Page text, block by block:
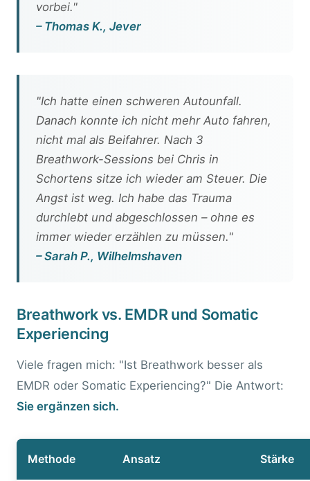
vorbei."
– Thomas K., Jever
"Ich hatte einen schweren Autounfall.
Danach konnte ich nicht mehr Auto fahren,
nicht mal als Beifahrer. Nach 3
Breathwork-Sessions bei Chris in
Schortens sitze ich wieder am Steuer. Die
Angst ist weg. Ich habe das Trauma
durchlebt und abgeschlossen – ohne es
immer wieder erzählen zu müssen."
– Sarah P., Wilhelmshaven
Breathwork vs. EMDR und Somatic
Experiencing
Viele fragen mich: "Ist Breathwork besser als
EMDR oder Somatic Experiencing?" Die Antwort:
Sie ergänzen sich.
Methode Ansatz Stärke